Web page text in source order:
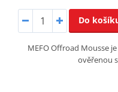
Do
MEFO Offroad Mousse
ověřenou